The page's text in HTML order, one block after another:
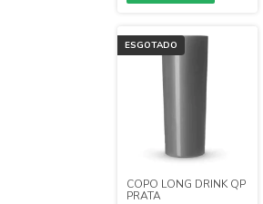
ESGOTADO
COPO LONG DRINK QP
PRATA